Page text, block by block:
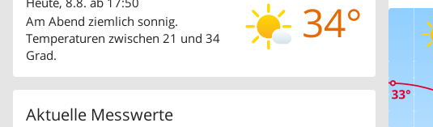
34°
Am Abend ziemlich sonnig.
Temperaturen zwischen 21 und 34
Grad.
Aktuelle Messwerte